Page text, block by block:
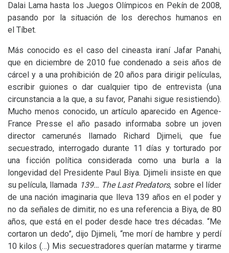
Dalai Lama hasta los Juegos Olímpicos en Pekín de 2008,
pasando por la situación de los derechos humanos en
el Tíbet.
Más conocido es el caso del cineasta iraní Jafar Panahi,
que en diciembre de 2010 fue condenado a seis años de
cárcel y a una prohibición de 20 años para dirigir películas,
escribir guiones o dar cualquier tipo de entrevista (una
circunstancia a la que, a su favor, Panahi sigue resistiendo).
Mucho menos conocido, un artículo aparecido en Agence-
France Presse el año pasado informaba sobre un joven
director camerunés llamado Richard Djimeli, que fue
secuestrado, interrogado durante 11 días y torturado por
una ficción política considerada como una burla a la
longevidad del Presidente Paul Biya. Djimeli insiste en que
su película, llamada 139… The Last Predators, sobre el líder
de una nación imaginaria que lleva 139 años en el poder y
no da señales de dimitir, no es una referencia a Biya, de 80
años, que está en el poder desde hace tres décadas. “Me
cortaron un dedo”, dijo Djimeli, “me morí de hambre y perdí
10 kilos (…) Mis secuestradores querían matarme y tirarme